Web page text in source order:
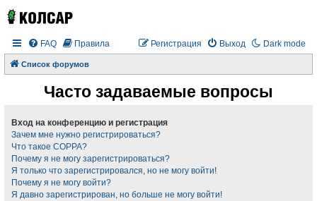
Dark mode
FAQ Правила Выход
Регистрация
Список форумов
Часто задаваемые вопросы
Вход на конференцию и регистрация
Зачем мне нужно регистрироваться?
Что такое COPPA?
Почему я не могу зарегистрироваться?
Я только что зарегистрировался, но не могу войти!
Почему я не могу войти?
Я давно зарегистрирован, но больше не могу войти!